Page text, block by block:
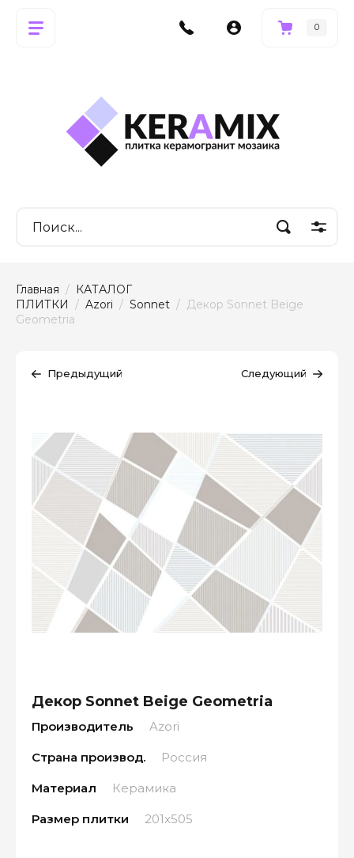
0
Главная / КАТАЛОГ
ПЛИТКИ / Azori / Sonnet /  Декор Sonnet Beige
Geometria
Предыдущий Следующий
Декор Sonnet Beige Geometria
Производитель Azori
Страна производ. Россия
Материал Керамика
Размер плитки 201x505